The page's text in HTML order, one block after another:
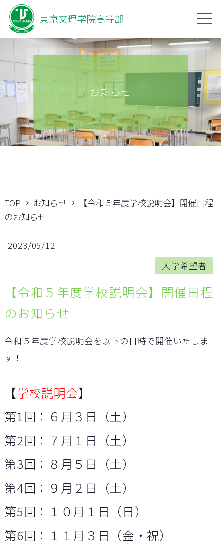
東京文理学院高等部
お知らせ
TOP お知らせ
【令和５年度学校説明会】開催日程
のお知らせ
2023/05/12
入学希望者
【令和５年度学校説明会】開催日程
のお知らせ
令和５年度学校説明会を以下の日時で開催いたしま
す！
【学校説明会】
第1回：６月３日（土）
第2回：７月１日（土）
第3回：８月５日（土）
第4回：９月２日（土）
第5回：１０月１日（日）
第6回：１１月３日（金・祝）